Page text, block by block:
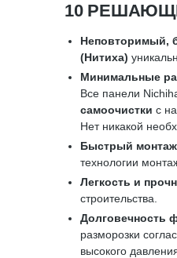
10
Неповторимый,
(Нитиха)
Минимальные
Все панели
самоочистки с
Нет никакой
Быстрый монтаж
технологии
Легкость и
строительства.
Долговечность
разморозки
высокого